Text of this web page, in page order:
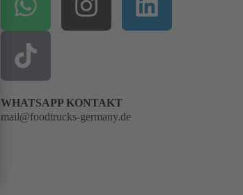
WHATSAPP KONTAKT
mail@foodtrucks-germany.de